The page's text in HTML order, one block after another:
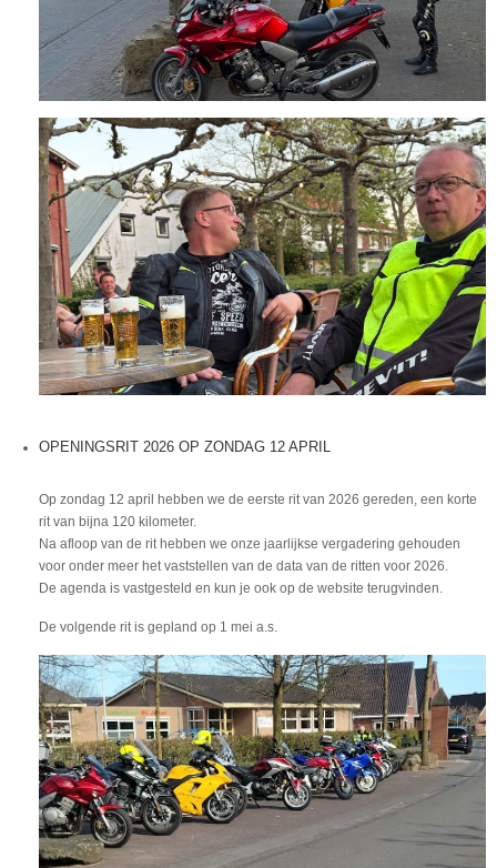
OPENINGSRIT 2026 OP ZONDAG 12 APRIL
Op zondag 12 april hebben we de eerste rit van 2026 gereden, een korte
rit van bijna 120 kilometer.
Na afloop van de rit hebben we onze jaarlijkse vergadering gehouden
voor onder meer het vaststellen van de data van de ritten voor 2026.
De agenda is vastgesteld en kun je ook op de website terugvinden.
De volgende rit is gepland op 1 mei a.s.